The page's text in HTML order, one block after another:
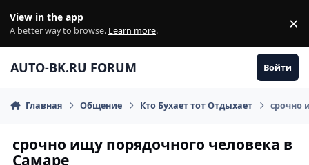
View in the app
A better way to browse. Learn more. ×
AUTO-BK.RU FORUM Войти
Главная Общение Кто Бухает тот Отдыхает срочно
срочно ищу порядочного человека в
Самаре